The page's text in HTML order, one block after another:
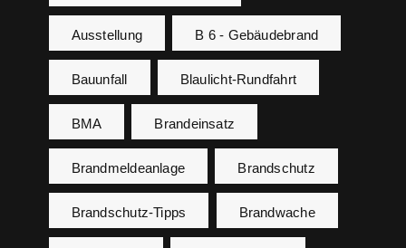
Ausstellung B 6 - Gebäudebrand
Bauunfall Blaulicht-Rundfahrt
BMA Brandeinsatz
Brandmeldeanlage Brandschutz
Brandschutz-Tipps Brandwache